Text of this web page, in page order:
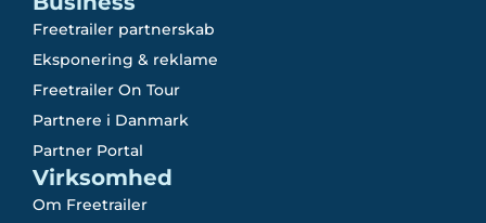
Freetrailer partnerskab
Eksponering & reklame
Freetrailer On Tour
Partnere i Danmark
Partner Portal
Virksomhed
Om Freetrailer